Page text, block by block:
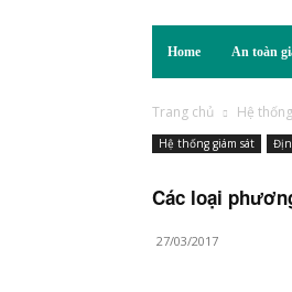
Home An toàn
Trang chủ Hệ
Hệ thống giám sát
Các loại
27/03/2017